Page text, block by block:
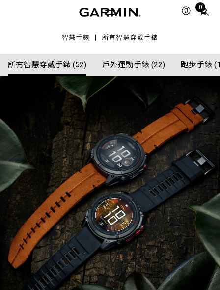
0
Total
0
智慧手錶 所有智慧穿戴手錶
所有智慧穿戴手錶 (52) 戶外運動手錶 (22) 跑步手錶